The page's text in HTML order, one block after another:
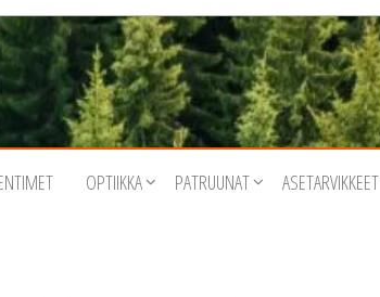
OPTIIKKA PATRUUNAT ASETARVIKKEET